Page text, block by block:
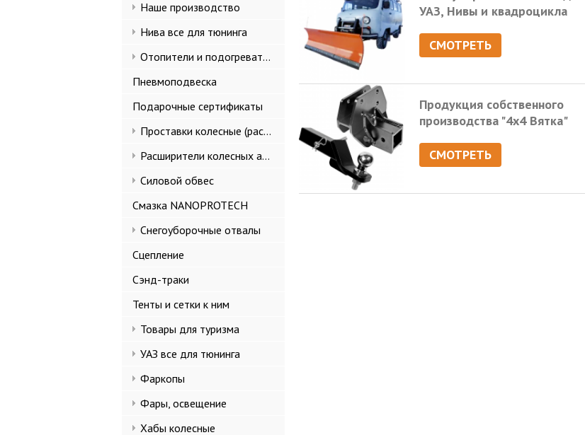
Наше производство
Нива все для тюнинга
Отопители и подогреватели
Пневмоподвеска
Подарочные сертификаты
Проставки колесные (расширители колеи)
Расширители колесных арок и брызговики
Силовой обвес
Смазка NANOPROTECH
Снегоуборочные отвалы
Сцепление
Сэнд-траки
Тенты и сетки к ним
Товары для туризма
УАЗ все для тюнинга
Фаркопы
Фары, освещение
Хабы колесные
УАЗ, Нивы и квадроцикла
СМОТРЕТЬ
Продукция собственного
производства "4х4 Вятка"
СМОТРЕТЬ